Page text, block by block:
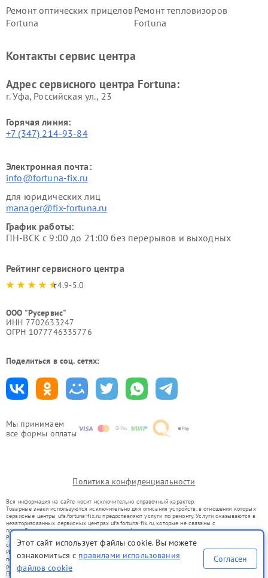
Мы принимаем
все формы оплаты
Ремонт оптических прицелов
Fortuna
Ремонт тепловизоров
Fortuna
Контакты сервис центра
Адрес сервисного центра Fortuna:
г. Уфа, Российская ул., 23
Горячая линия:
+7 (347) 214-93-84
Электронная почта:
info@fortuna-fix.ru
для юридических лиц
manager@fix-fortuna.ru
График работы:
ПН-ВСК с 9:00 до 21:00 без перерывов и выходных
Рейтинг сервисного центра
4.9-5.0
ООО "Русервис"
ИНН 7702633247
ОГРН 1077746335776
Поделиться в соц. сетях:
Политика конфиденциальности
Вся информация на сайте носит исключительно справочный характер.
Товарные знаки используются исключительно для описания устройств, в отношении которых
сервисные центры ufa.fortuna-fix.ru предоставляют услуги по ремонту. Услуги оказываются в
неавторизованных сервисных центрах ufa.fortuna-fix.ru, которые не связаны с
правообладателями товарных знаков или их официальными представителями.
Ремонт осуществляется для устройств, уже введенных в гражданский оборот в соответствии
со статьей 1487 ГК РФ.
Использование товарных знаков не преследует цели индивидуализации услуг или введения
потребителей в заблуждение, а служит для информирования о предоставляемых услугах по
ремонту техники указанных брендов.
Представленная на сайте информация не является публичной офертой, определяемой
Этот сайт использует файлы cookie. Вы можете
ознакомиться с правилами использования
файлов cookie
Согласен